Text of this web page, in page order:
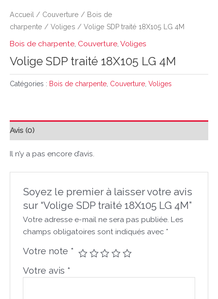
Accueil / Couverture / Bois de
charpente / Voliges / Volige SDP traité 18X105 LG 4M
Bois de charpente Couverture Voliges
Volige SDP traité 18X105 LG 4M
Catégories : Bois de charpente Couverture Voliges
Avis (0)
Il n’y a pas encore d’avis.
Soyez le premier à laisser votre avis
sur “Volige SDP traité 18X105 LG 4M”
Votre adresse e-mail ne sera pas publiée. Les
champs obligatoires sont indiqués avec *
Votre note *
Votre avis *